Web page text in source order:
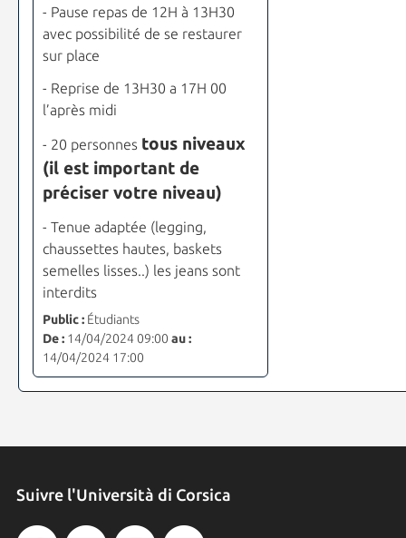
- Pause repas de 12H à 13H30
avec possibilité de se restaurer
sur place
- Reprise de 13H30 a 17H 00
l’après midi
- 20 personnes tous niveaux
(il est important de
préciser votre niveau)
- Tenue adaptée (legging,
chaussettes hautes, baskets
semelles lisses..) les jeans sont
interdits
Public :Étudiants
De :14/04/2024 09:00 au :
14/04/2024 17:00
Suivre l'Università di Corsica